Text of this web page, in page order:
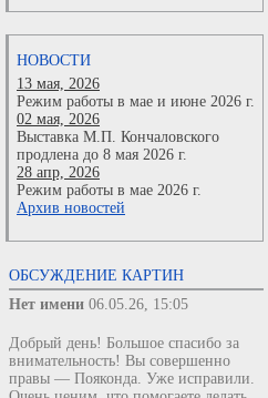
НОВОСТИ
13 мая, 2026
Режим работы в мае и июне 2026 г.
02 мая, 2026
Выставка М.П. Кончаловского
продлена до 8 мая 2026 г.
28 апр, 2026
Режим работы в мае 2026 г.
Архив новостей
ОБСУЖДЕНИЕ КАРТИН
Нет имени 06.05.26, 15:05
Добрый день! Большое спасибо за
внимательность! Вы совершенно
правы — Пояконда. Уже исправили.